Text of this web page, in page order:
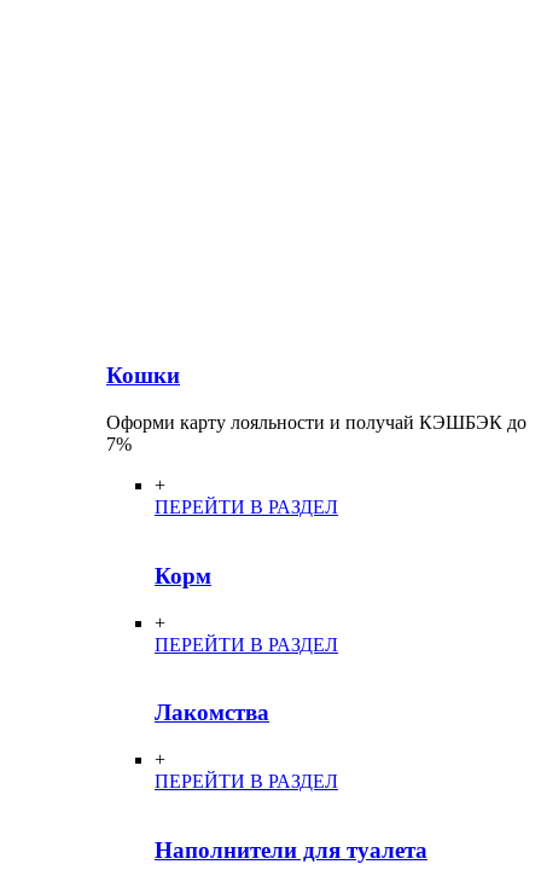
Кошки
Оформи карту лояльности и получай КЭШБЭК до
7%
+
ПЕРЕЙТИ В РАЗДЕЛ
Корм
+
ПЕРЕЙТИ В РАЗДЕЛ
Лакомства
+
ПЕРЕЙТИ В РАЗДЕЛ
Наполнители для туалета